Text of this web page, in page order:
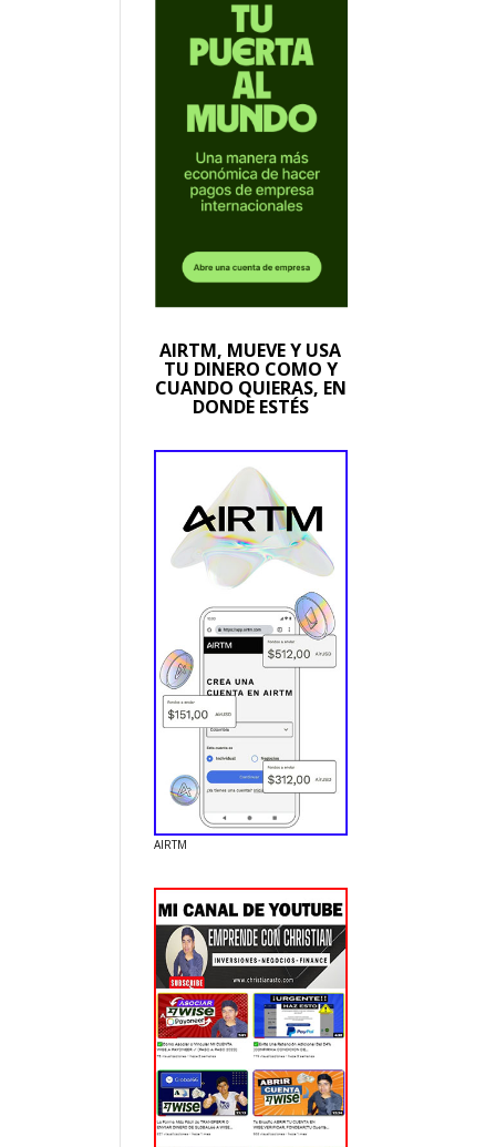
AIRTM, MUEVE Y USA
TU DINERO COMO Y
CUANDO QUIERAS, EN
DONDE ESTÉS
AIRTM